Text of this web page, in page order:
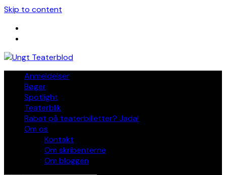
Skip to content
Anmeldelser
Bøger
Spotlight
Teaterblik
Rabat på teaterbilletter? Jada!
Om os
Kontakt
Om skribenterne
Om bloggen